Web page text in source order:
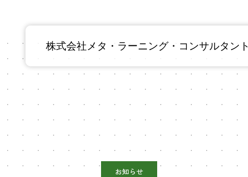
株式会社メタ・ラーニング・コンサルタント
お知らせ